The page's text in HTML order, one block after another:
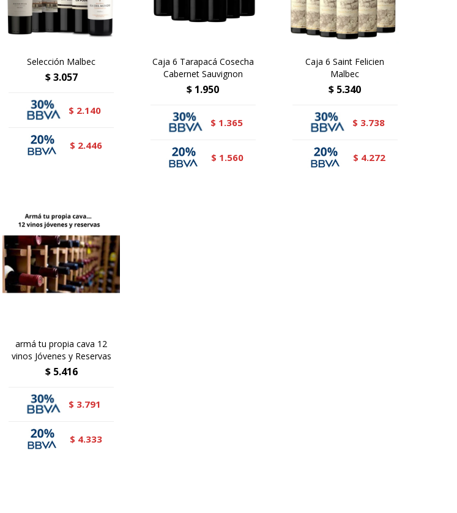
Selección Malbec
$ 3.057
$ 2.140
$ 2.446
Caja 6 Tarapacá Cosecha
Cabernet Sauvignon
$ 1.950
$ 1.365
$ 1.560
Caja 6 Saint Felicien
Malbec
$ 5.340
$ 3.738
$ 4.272
armá tu propia cava 12
vinos Jóvenes y Reservas
$ 5.416
$ 3.791
$ 4.333